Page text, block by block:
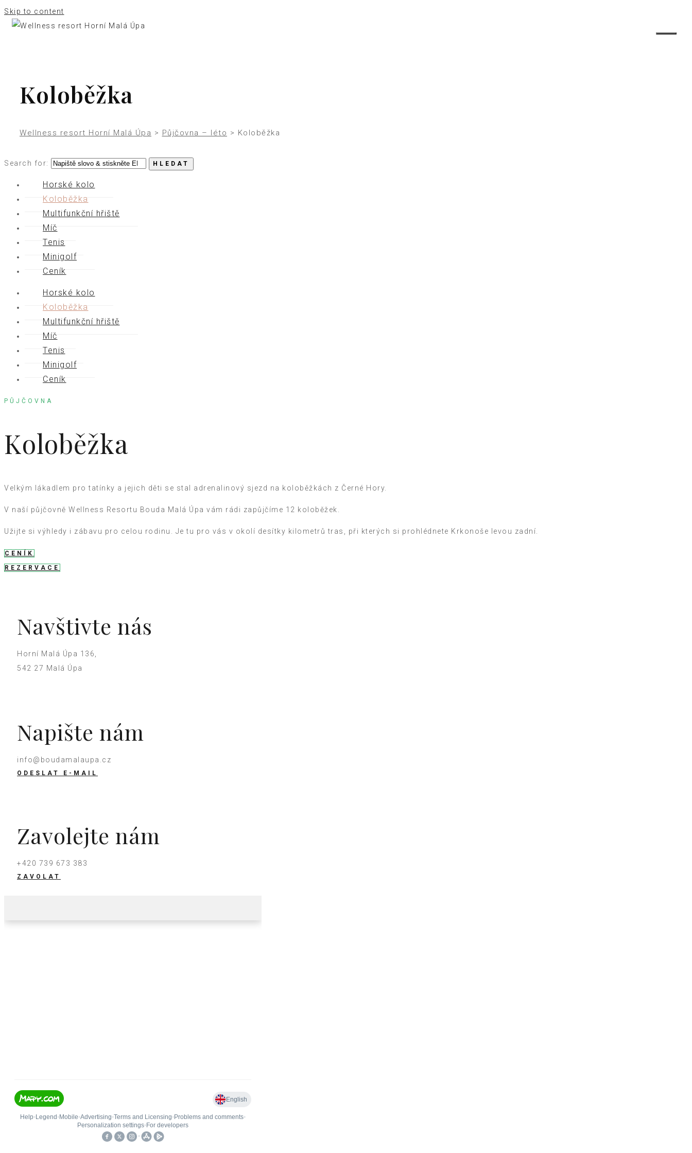
Skip to content
Koloběžka
Wellness resort Horní Malá Úpa > Půjčovna – léto > Koloběžka
Search for: HLEDAT
Horské kolo
Koloběžka
Multifunkční hřiště
Míč
Tenis
Minigolf
Ceník
Horské kolo
Koloběžka
Multifunkční hřiště
Míč
Tenis
Minigolf
Ceník
PŮJČOVNA
Koloběžka
Velkým lákadlem pro tatínky a jejich děti se stal adrenalinový sjezd na koloběžkách z Černé Hory.
V naší půjčovně Wellness Resortu Bouda Malá Úpa vám rádi zapůjčíme 12 koloběžek.
Užijte si výhledy i zábavu pro celou rodinu. Je tu pro vás v okolí desítky kilometrů tras, při kterých si prohlédnete Krkonoše levou zadní.
CENÍK
REZERVACE
Navštivte nás
Horní Malá Úpa 136,
542 27 Malá Úpa
Napište nám
info@boudamalaupa.cz
ODESLAT E-MAIL
Zavolejte nám
+420 739 673 383
ZAVOLAT